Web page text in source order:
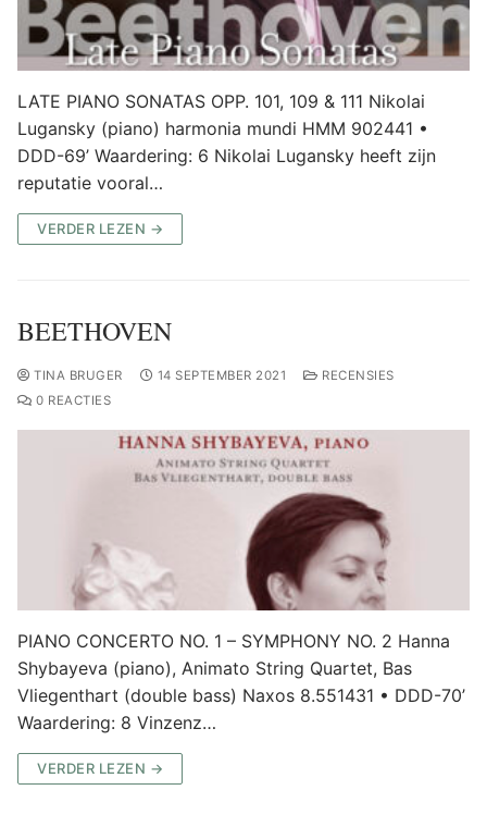
LATE PIANO SONATAS OPP. 101, 109 & 111 Nikolai
Lugansky (piano) harmonia mundi HMM 902441 •
DDD-69’ Waardering: 6 Nikolai Lugansky heeft zijn
reputatie vooral…
VERDER LEZEN →
BEETHOVEN
TINA BRUGER 14 SEPTEMBER 2021
RECENSIES
0 REACTIES
PIANO CONCERTO NO. 1 – SYMPHONY NO. 2 Hanna
Shybayeva (piano), Animato String Quartet, Bas
Vliegenthart (double bass) Naxos 8.551431 • DDD-70’
Waardering: 8 Vinzenz…
VERDER LEZEN →